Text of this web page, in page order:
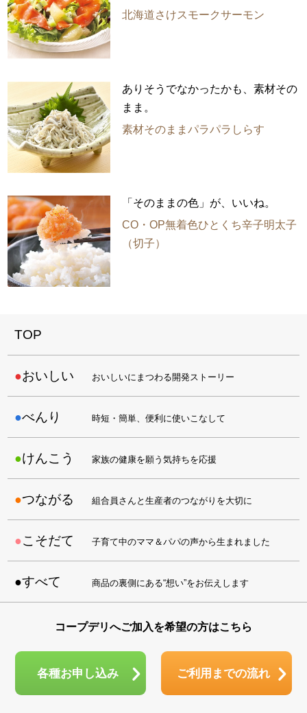
北海道さけスモークサーモン
ありそうでなかったかも、素材その
まま。
素材そのままパラパラしらす
「そのままの色」が、いいね。
CO・OP無着色ひとくち辛子明太子
（切子）
TOP
おいしい おいしいにまつわる開発ストーリー
べんり 時短・簡単、便利に使いこなして
けんこう 家族の健康を願う気持ちを応援
つながる 組合員さんと生産者のつながりを大切に
こそだて 子育て中のママ＆パパの声から生まれました
すべて 商品の裏側にある“想い”をお伝えします
コープデリへご加入を希望の方はこちら
各種お申し込み ご利用までの流れ